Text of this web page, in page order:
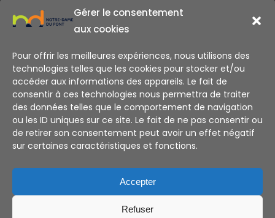
Gérer le consentement
aux cookies
Pour offrir les meilleures expériences, nous utilisons des
technologies telles que les cookies pour stocker et/ou
accéder aux informations des appareils. Le fait de
consentir à ces technologies nous permettra de traiter
des données telles que le comportement de navigation
ou les ID uniques sur ce site. Le fait de ne pas consentir ou
de retirer son consentement peut avoir un effet négatif
sur certaines caractéristiques et fonctions.
Accepter
Refuser
Alternative: